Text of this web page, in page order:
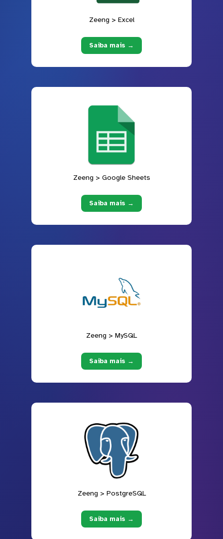
Zeeng > Excel
Saiba mais →
Zeeng > Google Sheets
Saiba mais →
Zeeng > MySQL
Saiba mais →
Zeeng > PostgreSQL
Saiba mais →